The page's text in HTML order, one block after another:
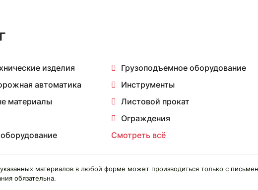
изделия
Грузоподъемное оборудование
автоматика
Инструменты
материалы
Листовой прокат
Ограждения
Смотреть всё
материалов в любой форме может производиться только с
обязательна.